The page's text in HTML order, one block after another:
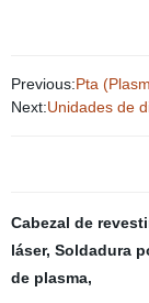
Previous:Pta
Next:Unidades de
Cabezal de
láser, Soldadura
de plasma,